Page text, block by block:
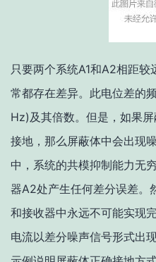
只要两个系统A1和A2相距
常都存在差异。此电位差的
Hz)及其倍数。但是，如果
接地，那么屏蔽体中会出现
中，系统的共模抑制能力无
器A2处产生任何差分误差。
和接收器中永远不可能实现
电流以差分噪声信号形式出